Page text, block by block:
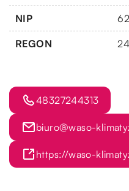
NIP
REGON
48327244313
biuro@waso-
https://waso-